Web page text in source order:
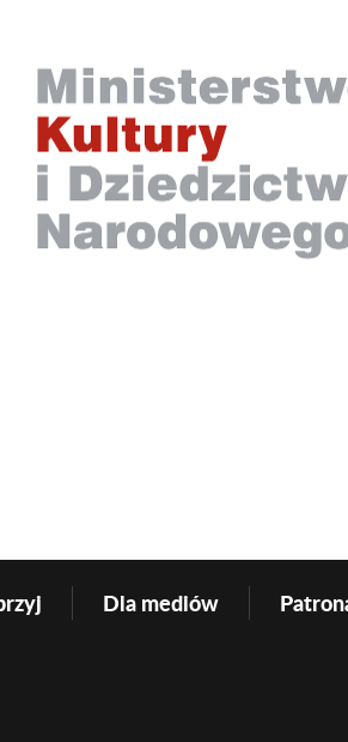
Dla mediów